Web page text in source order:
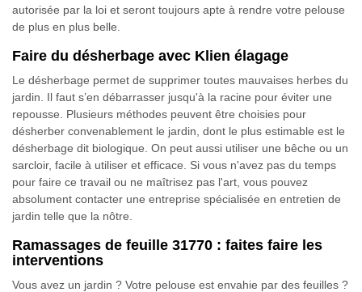
autorisée par la loi et seront toujours apte à rendre votre pelouse
de plus en plus belle.
Faire du désherbage avec Klien élagage
Le désherbage permet de supprimer toutes mauvaises herbes du
jardin. Il faut s’en débarrasser jusqu'à la racine pour éviter une
repousse. Plusieurs méthodes peuvent être choisies pour
désherber convenablement le jardin, dont le plus estimable est le
désherbage dit biologique. On peut aussi utiliser une bêche ou un
sarcloir, facile à utiliser et efficace. Si vous n'avez pas du temps
pour faire ce travail ou ne maîtrisez pas l'art, vous pouvez
absolument contacter une entreprise spécialisée en entretien de
jardin telle que la nôtre.
Ramassages de feuille 31770 : faites faire les
interventions
Vous avez un jardin ? Votre pelouse est envahie par des feuilles ?